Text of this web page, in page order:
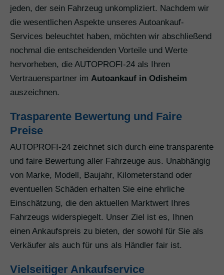
jeden, der sein Fahrzeug unkompliziert. Nachdem wir
die wesentlichen Aspekte unseres Autoankauf-
Services beleuchtet haben, möchten wir abschließend
nochmal die entscheidenden Vorteile und Werte
hervorheben, die AUTOPROFI-24 als Ihren
Vertrauenspartner im Autoankauf in Odisheim
auszeichnen.
Trasparente Bewertung und Faire
Preise
AUTOPROFI-24 zeichnet sich durch eine transparente
und faire Bewertung aller Fahrzeuge aus. Unabhängig
von Marke, Modell, Baujahr, Kilometerstand oder
eventuellen Schäden erhalten Sie eine ehrliche
Einschätzung, die den aktuellen Marktwert Ihres
Fahrzeugs widerspiegelt. Unser Ziel ist es, Ihnen
einen Ankaufspreis zu bieten, der sowohl für Sie als
Verkäufer als auch für uns als Händler fair ist.
Vielseitiger Ankaufservice